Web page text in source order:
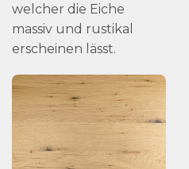
welcher die Eiche
massiv und rustikal
erscheinen lässt.